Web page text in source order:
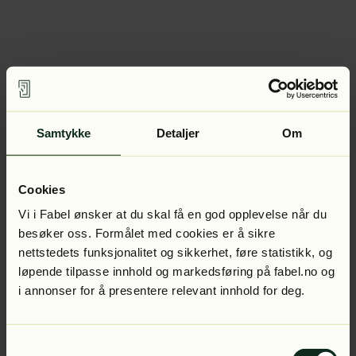
Samtykke Detaljer Om
Cookies
Vi i Fabel ønsker at du skal få en god opplevelse når du
besøker oss. Formålet med cookies er å sikre
nettstedets funksjonalitet og sikkerhet, føre statistikk, og
løpende tilpasse innhold og markedsføring på fabel.no og
i annonser for å presentere relevant innhold for deg.